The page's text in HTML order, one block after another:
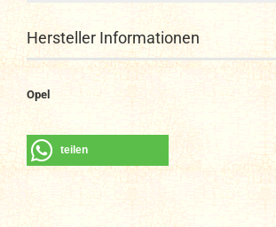
Hersteller Informationen
Opel
teilen